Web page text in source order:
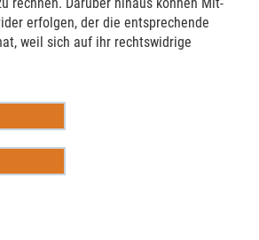
erfolgen, der die ent­spre­chende
weil sich auf ihr rechts­wid­rige